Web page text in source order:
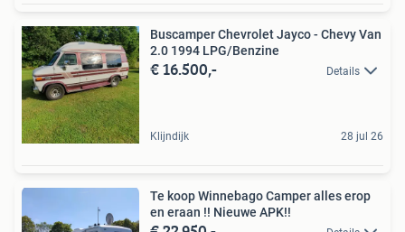
Buscamper Chevrolet Jayco - Chevy Van
2.0 1994 LPG/Benzine
€ 16.500,- Details
Klijndijk 28 jul 26
Te koop Winnebago Camper alles erop
en eraan !! Nieuwe APK!!